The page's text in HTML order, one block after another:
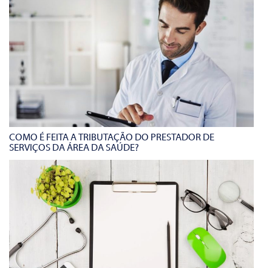
COMO É FEITA A TRIBUTAÇÃO DO PRESTADOR DE
SERVIÇOS DA ÁREA DA SAÚDE?